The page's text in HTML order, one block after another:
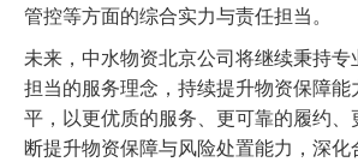
管控等方面的综合实力与责任担当。
未来，中水物资北京公司将继续秉持专
担当的服务理念，持续提升物资保障能
平，以更优质的服务、更可靠的履约
断提升物资保障与风险处置能力，深化